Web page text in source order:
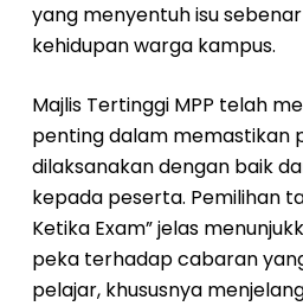
yang menyentuh isu
kehidupan warga kampus.
Majlis Tertinggi MPP telah
penting dalam memastikan
dilaksanakan dengan baik
kepada peserta. Pemilihan
Ketika Exam” jelas
peka terhadap cabaran
pelajar, khususnya